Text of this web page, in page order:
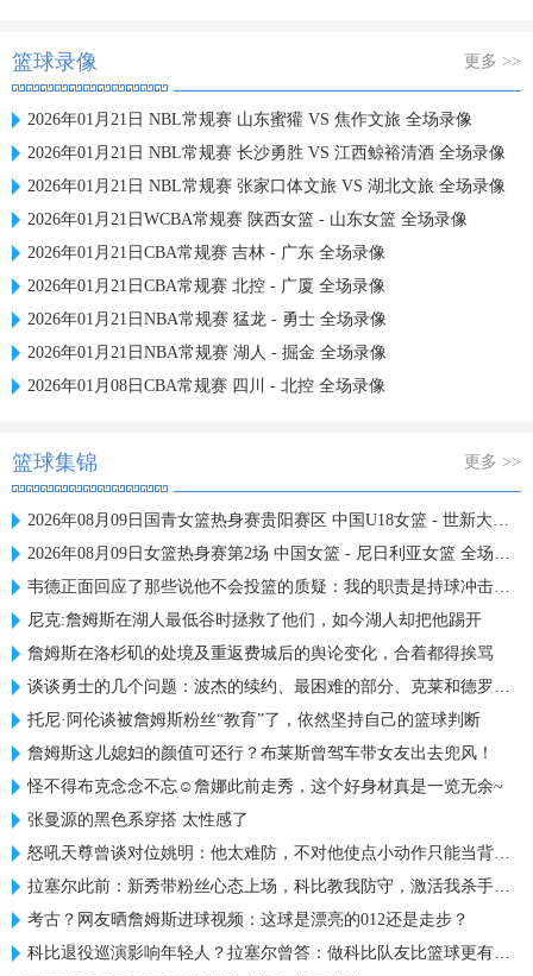
篮球录像 更多 >>
2026年01月21日 NBL常规赛 山东蜜獾 VS 焦作文旅 全场录像
2026年01月21日 NBL常规赛 长沙勇胜 VS 江西鲸裕清酒 全场录像
2026年01月21日 NBL常规赛 张家口体文旅 VS 湖北文旅 全场录像
2026年01月21日WCBA常规赛 陕西女篮 - 山东女篮 全场录像
2026年01月21日CBA常规赛 吉林 - 广东 全场录像
2026年01月21日CBA常规赛 北控 - 广厦 全场录像
2026年01月21日NBA常规赛 猛龙 - 勇士 全场录像
2026年01月21日NBA常规赛 湖人 - 掘金 全场录像
2026年01月08日CBA常规赛 四川 - 北控 全场录像
篮球集锦 更多 >>
2026年08月09日国青女篮热身赛贵阳赛区 中国U18女篮 - 世新大学女篮 全场录像
2026年08月09日女篮热身赛第2场 中国女篮 - 尼日利亚女篮 全场录像
韦德正面回应了那些说他不会投篮的质疑：我的职责是持球冲击禁区
尼克:詹姆斯在湖人最低谷时拯救了他们，如今湖人却把他踢开
詹姆斯在洛杉矶的处境及重返费城后的舆论变化，合着都得挨骂
谈谈勇士的几个问题：波杰的续约、最困难的部分、克莱和德罗赞！
托尼·阿伦谈被詹姆斯粉丝“教育”了，依然坚持自己的篮球判断
詹姆斯这儿媳妇的颜值可还行？布莱斯曾驾车带女友出去兜风！
怪不得布克念念不忘☺️詹娜此前走秀，这个好身材真是一览无余~
张曼源的黑色系穿搭 太性感了
怒吼天尊曾谈对位姚明：他太难防，不对他使点小动作只能当背景板
拉塞尔此前：新秀带粉丝心态上场，科比教我防守，激活我杀手基因
考古？网友晒詹姆斯进球视频：这球是漂亮的012还是走步？
科比退役巡演影响年轻人？拉塞尔曾答：做科比队友比篮球更有意义